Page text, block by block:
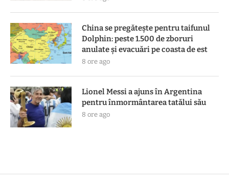
China se pregătește pentru taifunul
Dolphin: peste 1.500 de zboruri
anulate și evacuări pe coasta de est
8 ore ago
Lionel Messi a ajuns în Argentina
pentru înmormântarea tatălui său
8 ore ago